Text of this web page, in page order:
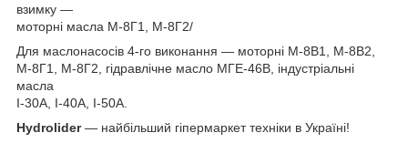
взимку —
моторні масла М-8Г1, М-8Г2/
Для маслонасосів 4-го виконання — моторні М-8В1, М-8В2,
М-8Г1, М-8Г2, гідравлічне масло МГЕ-46В, індустріальні
масла
І-30А, І-40А, І-50А.
Hydrolider— найбільший гіпермаркет техніки в Україні!